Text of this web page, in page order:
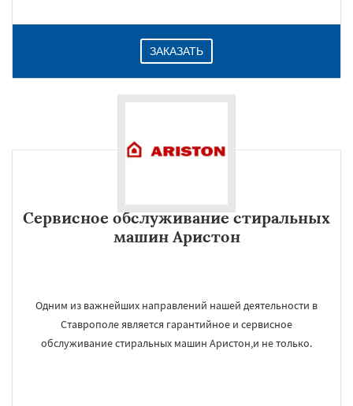
ЗАКАЗАТЬ
Сервисное обслуживание стиральных
машин Аристон
Одним из важнейших направлений нашей деятельности в
Ставрополе является гарантийное и сервисное
обслуживание стиральных машин Аристон,и не только.